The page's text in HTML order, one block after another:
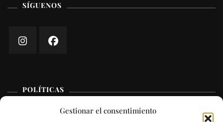
Gestionar el consentimiento
SÍGUENOS
POLÍTICAS
Legal Notice